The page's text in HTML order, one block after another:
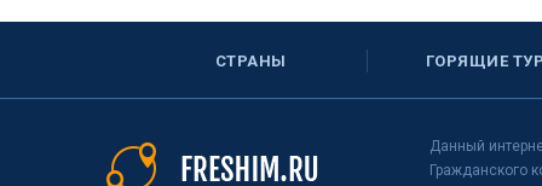
СТРАНЫ ГОРЯЩИЕ
Данный
Гражданского